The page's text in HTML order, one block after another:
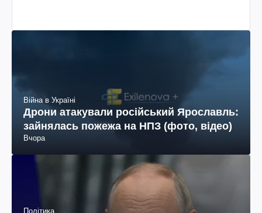
Війна в Україні
Дрони атакували російський Ярославль:
зайнялась пожежа на НПЗ (фото, відео)
Вчора
Політика